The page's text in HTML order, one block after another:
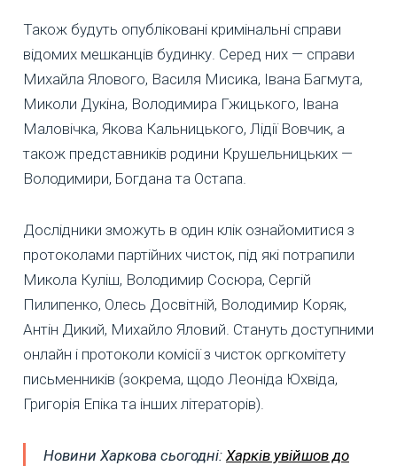
Також будуть опубліковані кримінальні справи
відомих мешканців будинку. Серед них — справи
Михайла Ялового, Василя Мисика, Івана Багмута,
Миколи Дукіна, Володимира Гжицького, Івана
Маловічка, Якова Кальницького, Лідії Вовчик, а
також представників родини Крушельницьких —
Володимири, Богдана та Остапа.
Дослідники зможуть в один клік ознайомитися з
протоколами партійних чисток, під які потрапили
Микола Куліш, Володимир Сосюра, Сергій
Пилипенко, Олесь Досвітній, Володимир Коряк,
Антін Дикий, Михайло Яловий. Стануть доступними
онлайн і протоколи комісії з чисток оргкомітету
письменників (зокрема, щодо Леоніда Юхвіда,
Григорія Епіка та інших літераторів).
Новини Харкова сьогодні: Харків увійшов до